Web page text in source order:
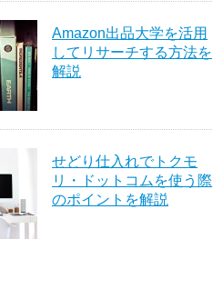
Amazon出品大学を活用
してリサーチする方法を
解説
せどり仕入れでトクモ
リ・ドットコムを使う際
のポイントを解説